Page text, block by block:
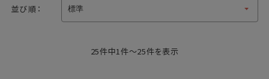
並び順：
25件中1件～25件を表示